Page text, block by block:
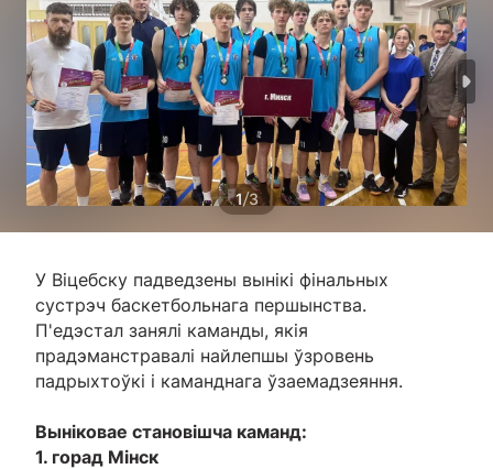
1/3
У Віцебску падведзены вынікі фінальных
сустрэч баскетбольнага першынства.
П'едэстал занялі каманды, якія
прадэманстравалі найлепшы ўзровень
падрыхтоўкі і каманднага ўзаемадзеяння.
Выніковае становішча каманд:
1. горад Мінск